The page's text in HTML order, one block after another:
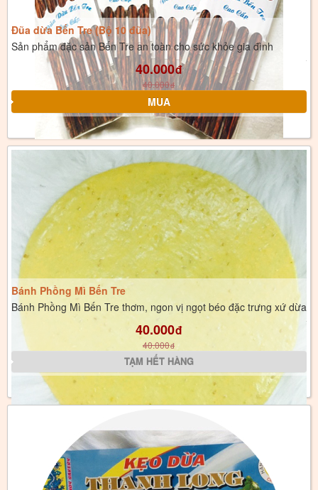
Đũa dừa Bến Tre (Bộ 10 đũa)
Sản phẩm đặc sản Bến Tre an toàn cho sức khỏe gia đình
40.000đ
40.000đ
Bánh Phồng Mì Bến Tre
Bánh Phồng Mì Bến Tre thơm, ngon vị ngọt béo đặc trưng xứ dừa
40.000đ
40.000đ